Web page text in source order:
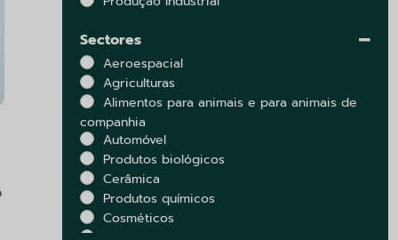
Sectores
Aeroespacial
Agriculturas
Alimentos para animais e para animais de
companhia
Automóvel
Produtos biológicos
Cerâmica
Produtos químicos
Cosméticos